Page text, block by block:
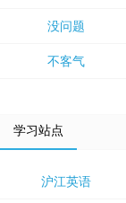
没问题
不客气
学习站点
沪江英语